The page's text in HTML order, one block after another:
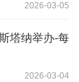
2026-03-05
塔纳举办-每
2026-03-04